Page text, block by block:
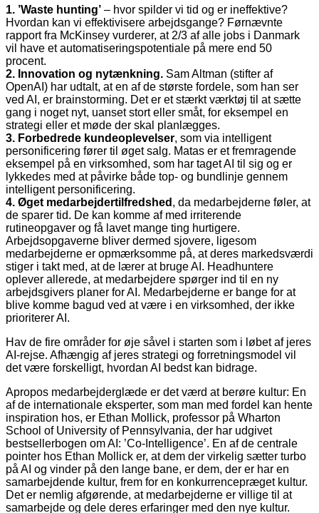
1. ’Waste hunting’ – hvor spilder vi tid og er ineffektive?
Hvordan kan vi effektivisere arbejdsgange? Førnævnte
rapport fra McKinsey vurderer, at 2/3 af alle jobs i Danmark
vil have et automatiseringspotentiale på mere end 50
procent.
2. Innovation og nytænkning. Sam Altman (stifter af
OpenAI) har udtalt, at en af de største fordele, som han ser
ved AI, er brainstorming. Det er et stærkt værktøj til at sætte
gang i noget nyt, uanset stort eller småt, for eksempel en
strategi eller et møde der skal planlægges.
3. Forbedrede kundeoplevelser, som via intelligent
personificering fører til øget salg. Matas er et fremragende
eksempel på en virksomhed, som har taget AI til sig og er
lykkedes med at påvirke både top- og bundlinje gennem
intelligent personificering.
4. Øget medarbejdertilfredshed , da medarbejderne føler, at
de sparer tid. De kan komme af med irriterende
rutineopgaver og få lavet mange ting hurtigere.
Arbejdsopgaverne bliver dermed sjovere, ligesom
medarbejderne er opmærksomme på, at deres markedsværdi
stiger i takt med, at de lærer at bruge AI. Headhuntere
oplever allerede, at medarbejdere spørger ind til en ny
arbejdsgivers planer for AI. Medarbejderne er bange for at
blive komme bagud ved at være i en virksomhed, der ikke
prioriterer AI.
Hav de fire områder for øje såvel i starten som i løbet af jeres
AI-rejse. Afhængig af jeres strategi og forretningsmodel vil
det være forskelligt, hvordan AI bedst kan bidrage.
Apropos medarbejderglæde er det værd at berøre kultur: En
af de internatio­nale eksperter, som man med fordel kan hente
inspiration hos, er Ethan Mollick, professor på Wharton
School of University of Pennsylvania, der har udgivet
bestsellerbogen om AI: ’Co-Intelligence’. En af de centrale
pointer hos Ethan Mollick er, at dem der virkelig sætter turbo
på AI og vinder på den lange bane, er dem, der er har en
samarbejdende kultur, frem for en konkurrencepræget kultur.
Det er nemlig afgørende, at medarbejderne er villige til at
samarbejde og dele deres erfaringer med den nye kultur.